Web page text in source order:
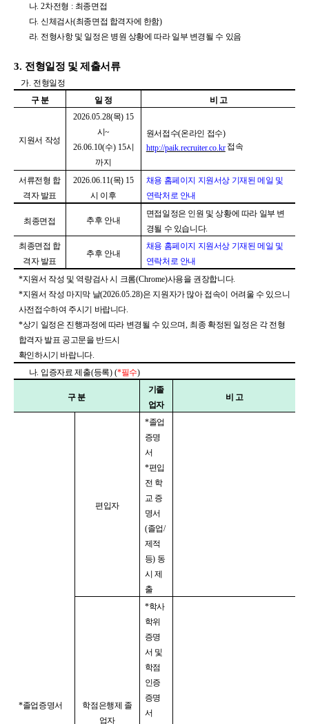
나. 2차전형 : 최종면접
다.신체검사(최종면접 합격자에 한함)
라. 전형사항 및 일정은 병원 상황에 따라 일부 변경될 수 있음
3. 전형일정 및 제출서류
가. 전형일정
구 분
일 정 비 고
지원서 작성
2026.05.28(목) 15
시~
26.06.10(수) 15시
까지
원서접수(온라인 접수)
http://paik.recruiter.co.kr 접속
서류전형 합
격자 발표
2026.06.11(목) 15
시 이후
채용 홈페이지 지원서상 기재된 메일 및
연락처로 안내
최종면접 추후 안내
면접일정은 인원 및 상황에 따라 일부 변
경될 수 있습니다.
최종면접 합
격자 발표
추후 안내
채용 홈페이지 지원서상 기재된 메일 및
연락처로 안내
*지원서 작성 및 역량검사 시 크롬(Chrome)사용을 권장합니다.
*지원서 작성 마지막 날(2026.05.28)은 지원자가 많아 접속이 어려울 수 있으니
사전접수하여 주시기 바랍니다.
*상기 일정은 진행과정에 따라 변경될 수 있으며, 최종 확정된 일정은 각 전형
합격자 발표 공고문을 반드시
확인하시기 바랍니다.
나. 입증자료 제출(등록) (*필수)
구 분
기졸
업자
비 고
*졸업증명서
편입자
*졸업
증명
서
*편입
전 학
교 증
명서
(졸업/
제적
등) 동
시 제
출
학점은행제 졸
업자
*학사
학위
증명
서 및
학점
인증
증명
서